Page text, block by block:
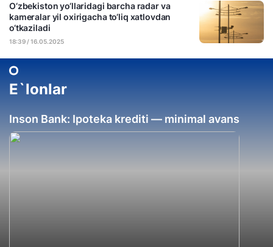
O‘zbekiston yo‘llaridagi barcha radar va
kameralar yil oxirigacha to‘liq xatlovdan
o‘tkaziladi
18:39 / 16.05.2025
E`lonlar
Inson Bank: Ipoteka krediti — minimal avans